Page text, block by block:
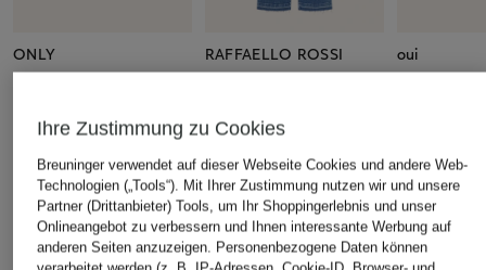
ONLY
Ursprünglich:CHF 25
RAFFAELLO ROSSI
Ursprünglich:
oui
ÄHNLICHE ARTIKEL ENTDECKEN
Ihre Zustimmung zu Cookies
Breuninger verwendet auf dieser Webseite Cookies und andere Web-
Technologien („Tools“). Mit Ihrer Zustimmung nutzen wir und unsere
Partner (Drittanbieter) Tools, um Ihr Shoppingerlebnis und unser
Onlineangebot zu verbessern und Ihnen interessante Werbung auf
anderen Seiten anzuzeigen. Personenbezogene Daten können